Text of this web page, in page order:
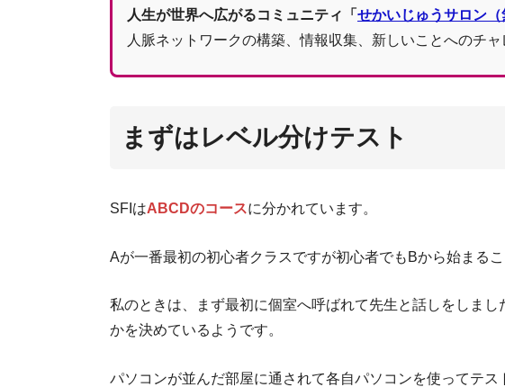
移
おすすめのスウェーデ
人生が世界へ広がるコミュニティ「 せかいじゅうサロン（
人脈ネットワークの構築、情報収集、新しいことへのチ
まずはレベル分けテスト
SFIはABCDのコースに分かれています。
Aが一番最初の初心者クラスですが初心者でもBから始まるこ
私のときは、まず最初に個室へ呼ばれて先生と話しをしま
かを決めているようです。
パソコンが並んだ部屋に通されて各自パソコンを使ってテス